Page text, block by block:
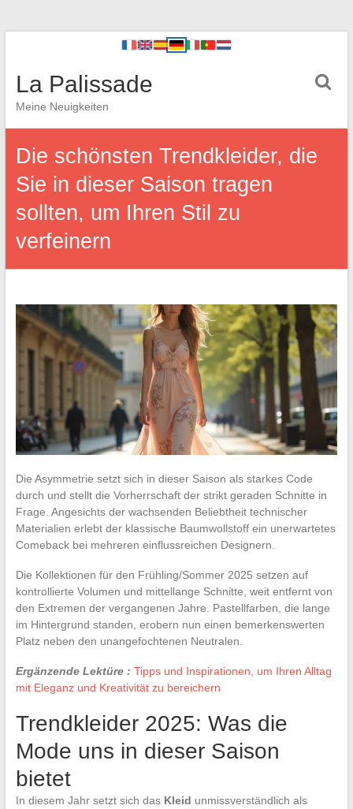
La Palissade
Meine Neuigkeiten
Die schönsten Trendkleider, die
Sie in dieser Saison tragen
sollten, um Ihren Stil zu
verfeinern
Die Asymmetrie setzt sich in dieser Saison als starkes Code
durch und stellt die Vorherrschaft der strikt geraden Schnitte in
Frage. Angesichts der wachsenden Beliebtheit technischer
Materialien erlebt der klassische Baumwollstoff ein unerwartetes
Comeback bei mehreren einflussreichen Designern.
Die Kollektionen für den Frühling/Sommer 2025 setzen auf
kontrollierte Volumen und mittellange Schnitte, weit entfernt von
den Extremen der vergangenen Jahre. Pastellfarben, die lange
im Hintergrund standen, erobern nun einen bemerkenswerten
Platz neben den unangefochtenen Neutralen.
Ergänzende Lektüre : Tipps und Inspirationen, um Ihren Alltag
mit Eleganz und Kreativität zu bereichern
Trendkleider 2025: Was die
Mode uns in dieser Saison
bietet
In diesem Jahr setzt sich das Kleid unmissverständlich als